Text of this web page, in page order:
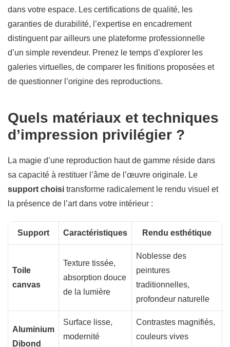
dans votre espace. Les certifications de qualité, les
garanties de durabilité, l’expertise en encadrement
distinguent par ailleurs une plateforme professionnelle
d’un simple revendeur. Prenez le temps d’explorer les
galeries virtuelles, de comparer les finitions proposées et
de questionner l’origine des reproductions.
Quels matériaux et techniques
d’impression privilégier ?
La magie d’une reproduction haut de gamme réside dans
sa capacité à restituer l’âme de l’œuvre originale. Le
support choisi transforme radicalement le rendu visuel et
la présence de l’art dans votre intérieur :
Support Caractéristiques Rendu esthétique
Toile
canvas
Texture tissée,
absorption douce
de la lumière
Noblesse des
peintures
traditionnelles,
profondeur naturelle
Aluminium
Dibond
Surface lisse,
modernité
Contrastes magnifiés,
couleurs vives